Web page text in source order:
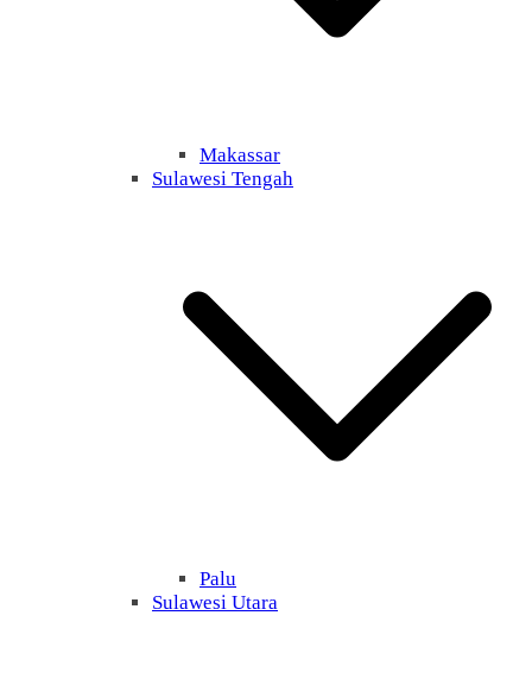
Makassar
Sulawesi Tengah
Palu
Sulawesi Utara